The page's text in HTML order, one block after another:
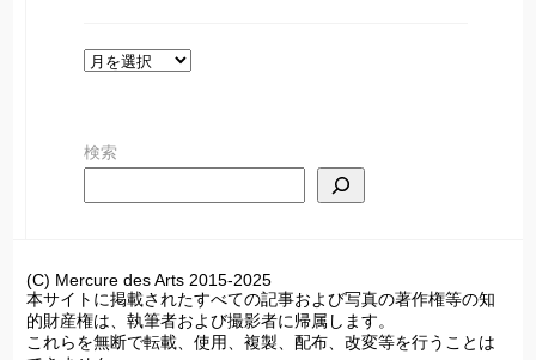
ア
イ
検索
(C) Mercure des Arts 2015-2025
本サイトに掲載されたすべての記事および写真の著作権等の知
的財産権は、執筆者および撮影者に帰属します。
これらを無断で転載、使用、複製、配布、改変等を行うことは